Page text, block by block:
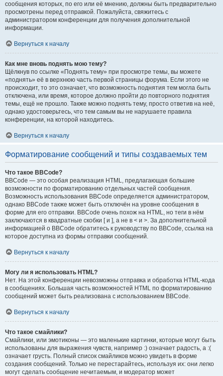
сообщения которых, по его или её мнению, должны быть предварительно
просмотрены перед отправкой. Пожалуйста, свяжитесь с
администратором конференции для получения дополнительной
информации.
Вернуться к началу
Как мне вновь поднять мою тему?
Щёлкнув по ссылке «Поднять тему» при просмотре темы, вы можете
«поднять» её в верхнюю часть первой страницы форума. Если этого не
происходит, то это означает, что возможность поднятия тем могла быть
отключена, или время, которое должно пройти до повторного поднятия
темы, ещё не прошло. Также можно поднять тему, просто ответив на неё,
однако удостоверьтесь, что тем самым вы не нарушаете правила
конференции, на которой находитесь.
Вернуться к началу
Форматирование сообщений и типы создаваемых тем
Что такое BBCode?
BBCode — это особая реализация HTML, предлагающая большие
возможности по форматированию отдельных частей сообщения.
Возможность использования BBCode определяется администратором,
однако BBCode также может быть отключён на уровне сообщения в
форме для его отправки. BBCode очень похож на HTML, но теги в нём
заключаются в квадратные скобки [ и ], а не в < и >. За дополнительной
информацией о BBCode обратитесь к руководству по BBCode, ссылка на
которое доступна из формы отправки сообщений.
Вернуться к началу
Могу ли я использовать HTML?
Нет. На этой конференции невозможны отправка и обработка HTML-кода
в сообщениях. Большая часть возможностей HTML по форматированию
сообщений может быть реализована с использованием BBCode.
Вернуться к началу
Что такое смайлики?
Смайлики, или эмотиконы — это маленькие картинки, которые могут быть
использованы для выражения чувств, например :) означает радость, а :(
означает грусть. Полный список смайликов можно увидеть в форме
создания сообщений. Только не перестарайтесь, используя их: они легко
могут сделать сообщение нечитаемым, и модератор может